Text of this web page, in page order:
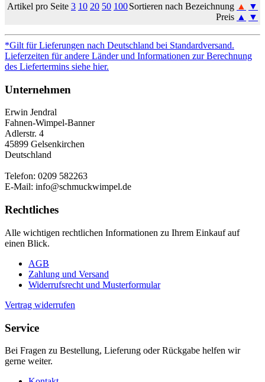
Artikel pro Seite 3 10 20 50 100Sortieren nach Bezeichnung ▲
▼
Preis ▲ ▼
*Gilt für Lieferungen nach Deutschland bei Standardversand.
Lieferzeiten für andere Länder und Informationen zur Berechnung
des Liefertermins siehe hier.
Unternehmen
Erwin Jendral
Fahnen-Wimpel-Banner
Adlerstr. 4
45899 Gelsenkirchen
Deutschland
Telefon: 0209 582263
E-Mail: info@schmuckwimpel.de
Rechtliches
Alle wichtigen rechtlichen Informationen zu Ihrem Einkauf auf
einen Blick.
AGB
Zahlung und Versand
Widerrufsrecht und Musterformular
Vertrag widerrufen
Service
Bei Fragen zu Bestellung, Lieferung oder Rückgabe helfen wir
gerne weiter.